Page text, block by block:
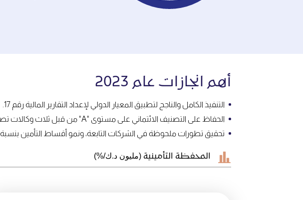
أهم انجازات عام 2023
التنفيذ الكامل والناجح لتطبيق المعيار الدولي لإعداد التقارير المالية رقم 17.
الحفاظ على التصنيف الائتماني على مستوى "A" من قبل ثلاث وكالات تصنيف إئتماني.
تحقيق تطورات ملحوظة في الشركات التابعة، ونمو أقساط التأمين بنسبة 77%، مع تخصيص قسم المبيعات عبر الهاتف وافتتاح فرعين جديدين.
المحفظة التأمينية (مليون د.ك/‎%)